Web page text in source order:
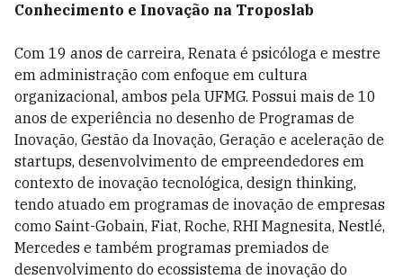
Conhecimento e Inovação na Troposlab
Com 19 anos de carreira, Renata é psicóloga e mestre
em administração com enfoque em cultura
organizacional, ambos pela UFMG. Possui mais de 10
anos de experiência no desenho de Programas de
Inovação, Gestão da Inovação, Geração e aceleração de
startups, desenvolvimento de empreendedores em
contexto de inovação tecnológica, design thinking,
tendo atuado em programas de inovação de empresas
como Saint-Gobain, Fiat, Roche, RHI Magnesita, Nestlé,
Mercedes e também programas premiados de
desenvolvimento do ecossistema de inovação do